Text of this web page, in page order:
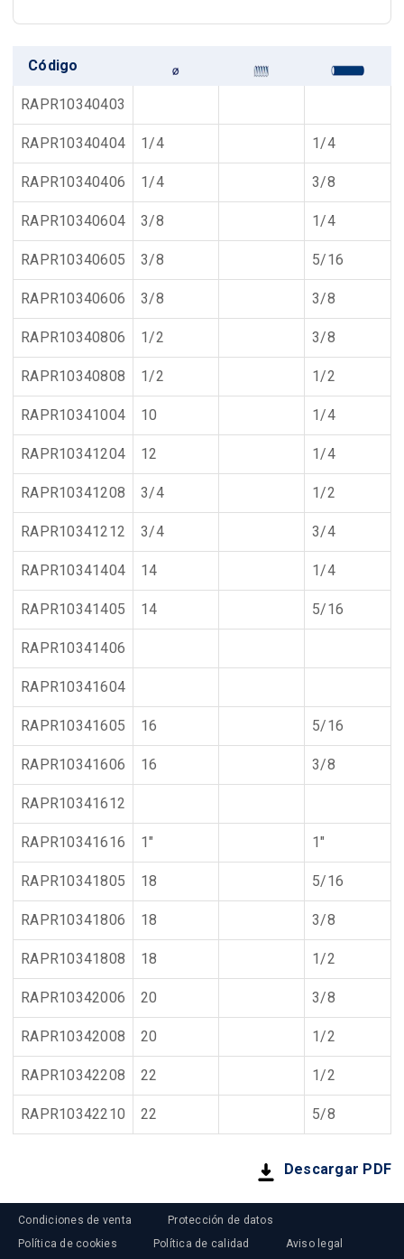
Código
RAPR10340403
RAPR10340404 1/4 1/4
RAPR10340406 1/4 3/8
RAPR10340604 3/8 1/4
RAPR10340605 3/8 5/16
RAPR10340606 3/8 3/8
RAPR10340806 1/2 3/8
RAPR10340808 1/2 1/2
RAPR10341004 10 1/4
RAPR10341204 12 1/4
RAPR10341208 3/4 1/2
RAPR10341212 3/4 3/4
RAPR10341404 14 1/4
RAPR10341405 14 5/16
RAPR10341406
RAPR10341604
RAPR10341605 16 5/16
RAPR10341606 16 3/8
RAPR10341612
RAPR10341616 1" 1"
RAPR10341805 18 5/16
RAPR10341806 18 3/8
RAPR10341808 18 1/2
RAPR10342006 20 3/8
RAPR10342008 20 1/2
RAPR10342208 22 1/2
RAPR10342210 22 5/8
Descargar PDF
Condiciones de venta
Protección de datos
Política de cookies
Política de calidad Aviso legal